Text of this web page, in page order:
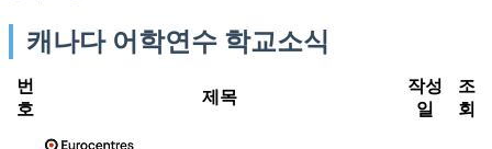
캐나다 어학연수 학교소식
번
호
제목
작성
일
조
회